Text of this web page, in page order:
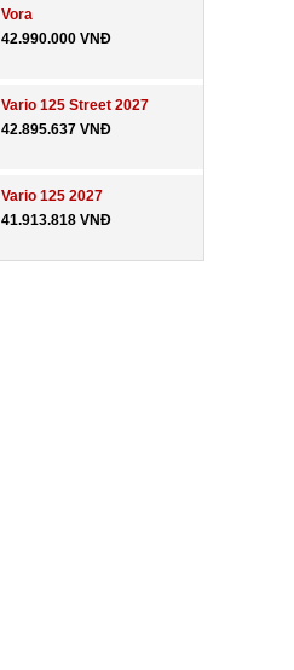
Vora
42.990.000 VNĐ
Vario 125 Street 2027
42.895.637 VNĐ
Vario 125 2027
41.913.818 VNĐ